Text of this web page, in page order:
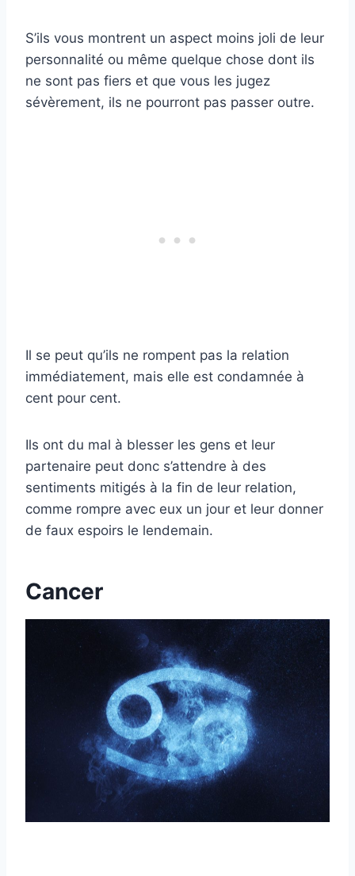
S’ils vous montrent un aspect moins joli de leur
personnalité ou même quelque chose dont ils
ne sont pas fiers et que vous les jugez
sévèrement, ils ne pourront pas passer outre.
Il se peut qu’ils ne rompent pas la relation
immédiatement, mais elle est condamnée à
cent pour cent.
Ils ont du mal à blesser les gens et leur
partenaire peut donc s’attendre à des
sentiments mitigés à la fin de leur relation,
comme rompre avec eux un jour et leur donner
de faux espoirs le lendemain.
Cancer